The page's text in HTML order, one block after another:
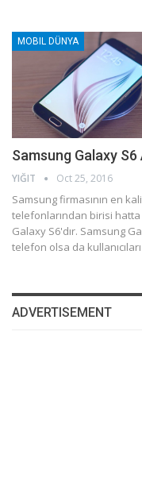
MOBIL DÜNYA
Samsung Galaxy S6
YIĞIT Oct 25, 2016
Samsung firmasının en
telefonlarından birisi hatta
Galaxy S6'dır. Samsung
telefon olsa da
ADVERTISEMENT